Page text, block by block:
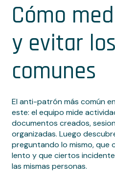
Cómo
y evitar
comunes
El anti-patrón más común
este: el equipo mide
documentos creados,
organizadas. Luego
preguntando lo mismo, que
lento y que ciertos
las mismas personas.